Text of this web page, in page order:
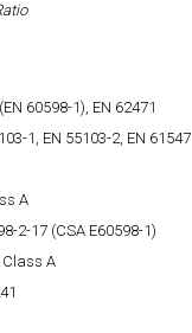
60598-1), EN 62471
1, EN 55103-2, EN 61547
A
2-17 (CSA E60598-1)
Class A